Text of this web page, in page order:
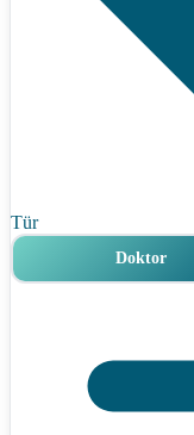
Tür
Doktor